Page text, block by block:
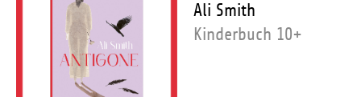
Ali Smith
Kinderbuch 10+